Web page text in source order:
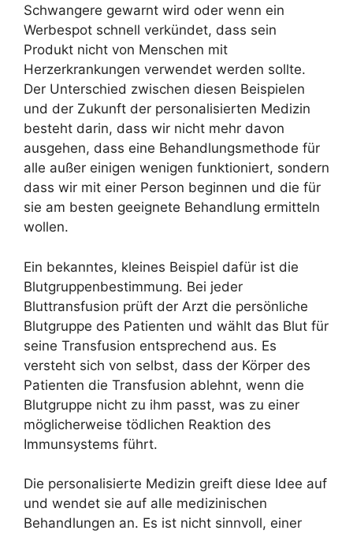
Schwangere gewarnt wird oder wenn ein
Werbespot schnell verkündet, dass sein
Produkt nicht von Menschen mit
Herzerkrankungen verwendet werden sollte.
Der Unterschied zwischen diesen Beispielen
und der Zukunft der personalisierten Medizin
besteht darin, dass wir nicht mehr davon
ausgehen, dass eine Behandlungsmethode für
alle außer einigen wenigen funktioniert, sondern
dass wir mit einer Person beginnen und die für
sie am besten geeignete Behandlung ermitteln
wollen.
Ein bekanntes, kleines Beispiel dafür ist die
Blutgruppenbestimmung. Bei jeder
Bluttransfusion prüft der Arzt die persönliche
Blutgruppe des Patienten und wählt das Blut für
seine Transfusion entsprechend aus. Es
versteht sich von selbst, dass der Körper des
Patienten die Transfusion ablehnt, wenn die
Blutgruppe nicht zu ihm passt, was zu einer
möglicherweise tödlichen Reaktion des
Immunsystems führt.
Die personalisierte Medizin greift diese Idee auf
und wendet sie auf alle medizinischen
Behandlungen an. Es ist nicht sinnvoll, einer